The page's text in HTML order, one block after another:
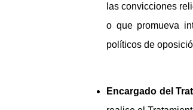
las convicciones
o que promueva
políticos de
Encargado del